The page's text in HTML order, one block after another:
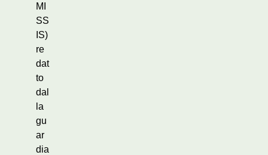
MI
SS
IS)
re
dat
to
dal
la
gu
ar
dia